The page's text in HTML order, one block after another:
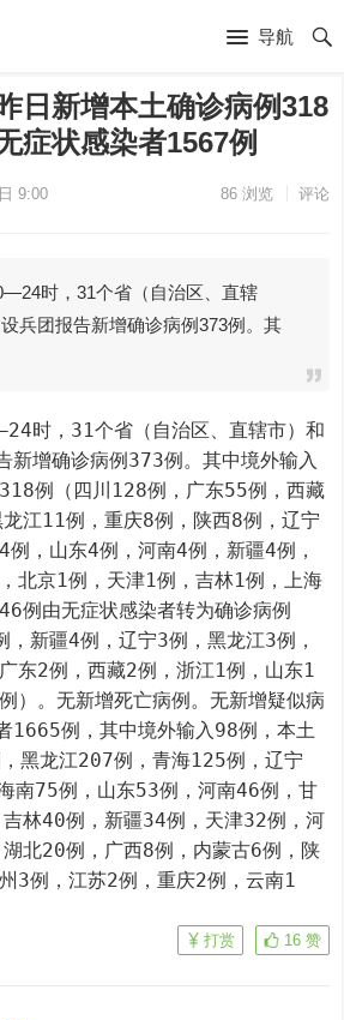
导航
日新增本土确诊病例318
症状感染者1567例
9:00 86浏览 评论
时，31个省（自治区、直辖
兵团报告新增确诊病例373例。其
新增确诊病例373例。其中境外输入
例（四川128例，广东55例，西藏
江11例，重庆8例，陕西8例，辽宁
，山东4例，河南4例，新疆4例，
北京1例，天津1例，吉林1例，上海
例由无症状感染者转为确诊病例
，新疆4例，辽宁3例，黑龙江3例，
东2例，西藏2例，浙江1例，山东1
）。无新增死亡病例。无新增疑似病
1665例，其中境外输入98例，本土
黑龙江207例，青海125例，辽宁
南75例，山东53例，河南46例，甘
林40例，新疆34例，天津32例，河
北20例，广西8例，内蒙古6例，陕
3例，江苏2例，重庆2例，云南1
16 赞
打赏